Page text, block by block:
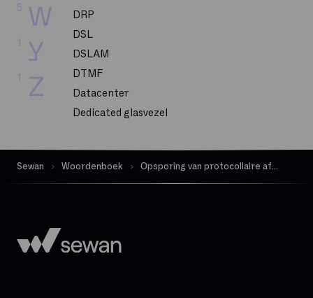
W
5
Y
1
Z
1
DRP
DSL
DSLAM
DTMF
Datacenter
Dedicated glasvezel
Delve
Dematerialisatie
Exchange Online
Sewan Woordenboek Opsporing van protocollaire afwijkingen